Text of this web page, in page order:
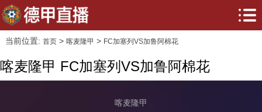
当前位置: 首页> 喀麦隆甲 > FC加塞列VS加鲁阿棉花
喀麦隆甲 FC加塞列VS加鲁阿棉花
喀麦隆甲